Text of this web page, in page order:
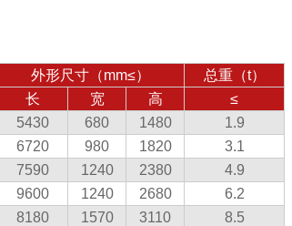
外形尺寸（mm≤）
总重（t）
长 宽 高
≤
5430 680 1480
1.9
6720 980 1820
3.1
7590 1240 2380
4.9
9600 1240 2680
6.2
8180 1570 3110
8.5